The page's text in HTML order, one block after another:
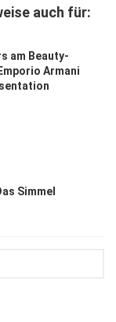
auch für:
am Beauty-
Armani
Simmel